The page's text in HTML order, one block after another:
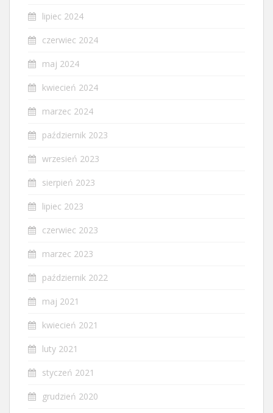
lipiec 2024
czerwiec 2024
maj 2024
kwiecień 2024
marzec 2024
październik 2023
wrzesień 2023
sierpień 2023
lipiec 2023
czerwiec 2023
marzec 2023
październik 2022
maj 2021
kwiecień 2021
luty 2021
styczeń 2021
grudzień 2020